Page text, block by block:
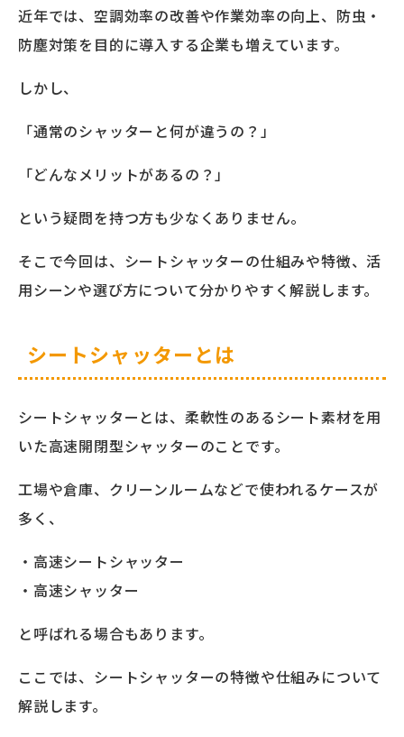
近年では、空調効率の改善や作業効率の向上、防虫・
防塵対策を目的に導入する企業も増えています。
しかし、
「通常のシャッターと何が違うの？」
「どんなメリットがあるの？」
という疑問を持つ方も少なくありません。
そこで今回は、シートシャッターの仕組みや特徴、活
用シーンや選び方について分かりやすく解説します。
シートシャッターとは
シートシャッターとは、柔軟性のあるシート素材を用
いた高速開閉型シャッターのことです。
工場や倉庫、クリーンルームなどで使われるケースが
多く、
・高速シートシャッター
・高速シャッター
と呼ばれる場合もあります。
ここでは、シートシャッターの特徴や仕組みについて
解説します。